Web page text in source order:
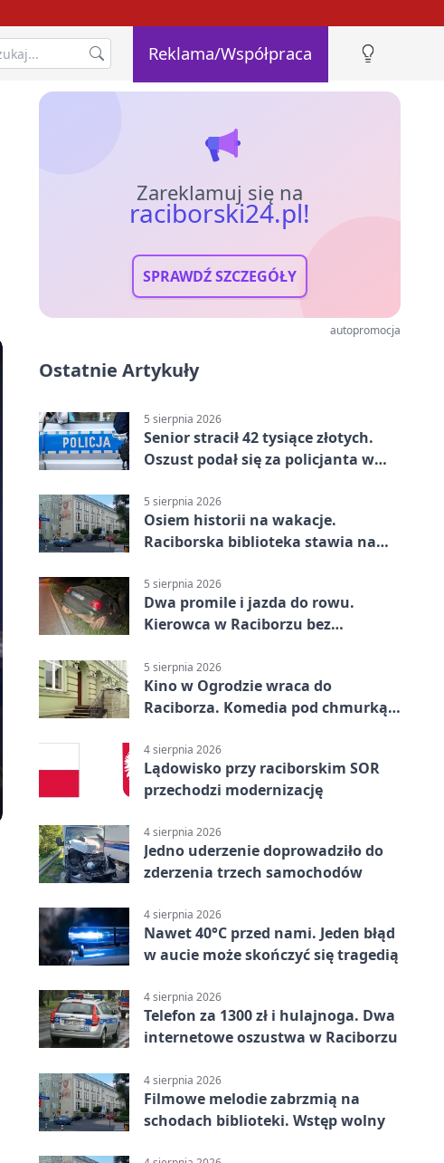
Reklama/Współpraca
Zareklamuj się na
raciborski24.pl!
SPRAWDŹ SZCZEGÓŁY
autopromocja
Ostatnie Artykuły
5 sierpnia 2026
Senior stracił 42 tysiące złotych.
Oszust podał się za policjanta w
5 sierpnia 2026
Osiem historii na wakacje.
Raciborska biblioteka stawia na
5 sierpnia 2026
Dwa promile i jazda do rowu.
Kierowca w Raciborzu bez
5 sierpnia 2026
Kino w Ogrodzie wraca do
Raciborza. Komedia pod chmurką
4 sierpnia 2026
Lądowisko przy raciborskim SOR
przechodzi modernizację
4 sierpnia 2026
Jedno uderzenie doprowadziło do
zderzenia trzech samochodów
4 sierpnia 2026
Nawet 40°C przed nami. Jeden błąd
w aucie może skończyć się tragedią
4 sierpnia 2026
Telefon za 1300 zł i hulajnoga. Dwa
internetowe oszustwa w Raciborzu
4 sierpnia 2026
Filmowe melodie zabrzmią na
schodach biblioteki. Wstęp wolny